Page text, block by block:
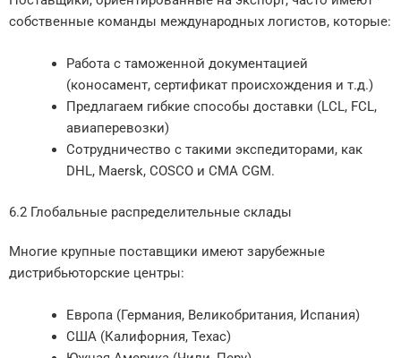
собственные команды международных логистов, которые:
Работа с таможенной документацией
(коносамент, сертификат происхождения и т.д.)
Предлагаем гибкие способы доставки (LCL, FCL,
авиаперевозки)
Сотрудничество с такими экспедиторами, как
DHL, Maersk, COSCO и CMA CGM.
6.2 Глобальные распределительные склады
Многие крупные поставщики имеют зарубежные
дистрибьюторские центры:
Европа (Германия, Великобритания, Испания)
США (Калифорния, Техас)